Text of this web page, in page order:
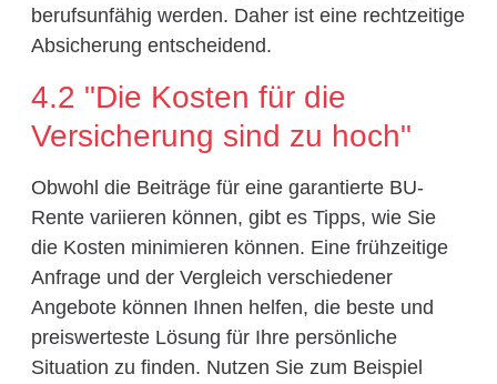
berufsunfähig werden. Daher ist eine rechtzeitige
Absicherung entscheidend.
4.2 "Die Kosten für die
Versicherung sind zu hoch"
Obwohl die Beiträge für eine garantierte BU-
Rente variieren können, gibt es Tipps, wie Sie
die Kosten minimieren können. Eine frühzeitige
Anfrage und der Vergleich verschiedener
Angebote können Ihnen helfen, die beste und
preiswerteste Lösung für Ihre persönliche
Situation zu finden. Nutzen Sie zum Beispiel